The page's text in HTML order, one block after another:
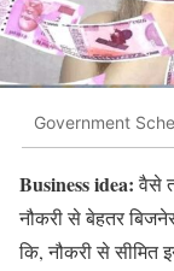
Government
Business idea:वैसे
नौकरी से बेहतर
कि, नौकरी से